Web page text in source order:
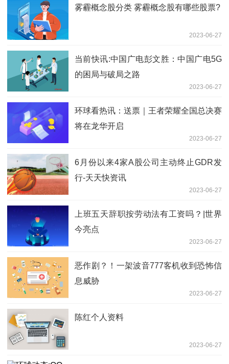
雾霾概念股分类 雾霾概念股有哪些股票?
2023-06-27
当前快讯:中国广电彭文胜：中国广电5G
的困局与破局之路
2023-06-27
环球看热讯：送票｜王者荣耀全国总决赛
将在龙华开启
2023-06-27
6月份以来4家A股公司主动终止GDR发
行-天天快资讯
2023-06-27
上班五天辞职按劳动法有工资吗？|世界
今亮点
2023-06-27
恶作剧？！一架波音777客机收到恐怖信
息威胁
2023-06-27
陈红个人资料
2023-06-27